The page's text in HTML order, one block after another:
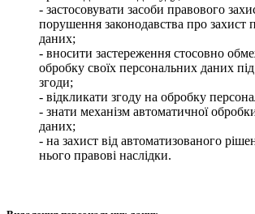
- застосовувати засоби правового
порушення законодавства про захист
даних;
- вносити застереження стосовно
обробку своїх персональних даних
згоди;
- відкликати згоду на обробку
- знати механізм автоматичної
даних;
- на захист від автоматизованого
нього правові наслідки.